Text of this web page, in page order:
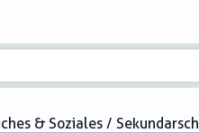
& Soziales /